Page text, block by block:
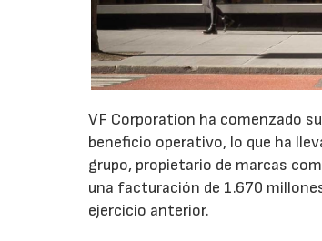
VF Corporation ha comenzado
beneficio operativo, lo que ha
grupo, propietario de marcas
una facturación de 1.670
ejercicio anterior.